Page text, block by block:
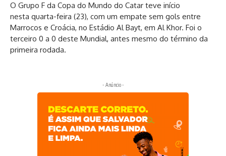
O Grupo F da Copa do Mundo do Catar teve início
nesta quarta-feira (23), com um empate sem gols entre
Marrocos e Croácia, no Estádio Al Bayt, em Al Khor. Foi o
terceiro 0 a 0 deste Mundial, antes mesmo do término da
primeira rodada.
- Anúncio -